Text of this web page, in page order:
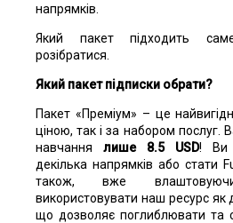
напрямків.
Який пакет підходить
розібратися.
Який пакет підписки обрати?
Пакет «Преміум» – це
ціною, так і за набором послуг.
навчання лише 8.5 USD! Ви
декілька напрямків або стати
також, вже
використовувати наш ресурс як
що дозволяє поглиблювати та